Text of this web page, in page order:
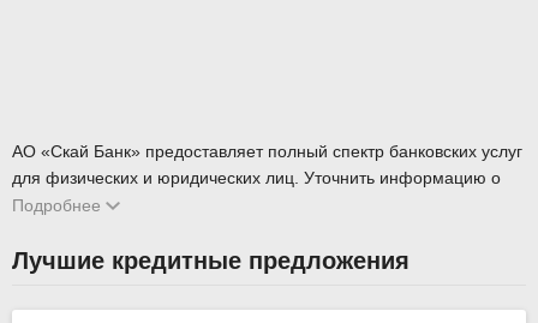
АО «Скай Банк» предоставляет полный спектр банковских услуг
для физических и юридических лиц. Уточнить информацию о
продуктах и услугах банка можно по многоканальному
Подробнее
Лучшие кредитные предложения